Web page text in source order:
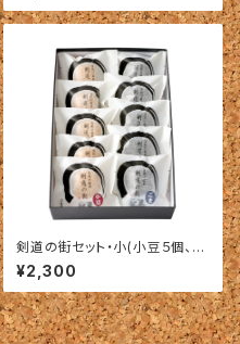
剣道の街セット・小(小豆５個、ご
ま５個)
¥2,300